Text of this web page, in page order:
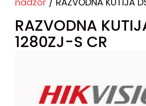
RAZVODNA
1280ZJ-S CR